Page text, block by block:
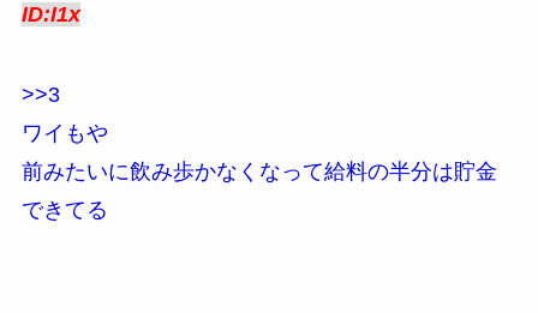
ID:I1x
>>3
ワイもや
前みたいに飲み歩かなくなって給料の半分は貯金
できてる